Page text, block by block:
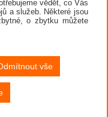
léta
falešné mobilní
či Candy
Hlavním cílem
tomto případě
Českem a
vědět, co Vás
a služeb. Některé jsou
o zbytku můžete
vše